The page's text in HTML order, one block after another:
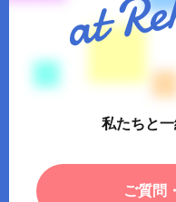
私たちと
ご質問